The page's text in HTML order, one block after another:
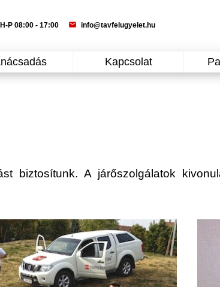
H-P 08:00 - 17:00 mail info@tavfelugyelet.hu
Kapcsolat
biztosítunk. A járőszolgálatok